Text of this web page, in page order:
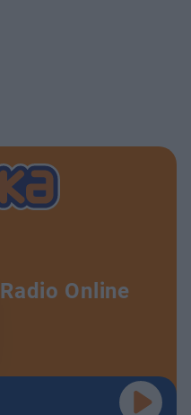
Radio Online